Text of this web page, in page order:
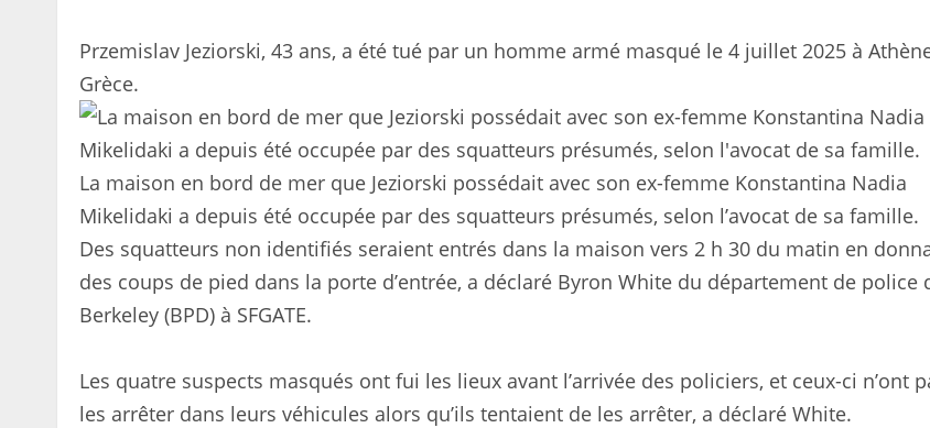
Przemislav Jeziorski, 43 ans, a été tué par un homme armé masqué le 4 juillet 2025 à
Grèce.
La maison en bord de mer que Jeziorski possédait avec son ex-femme Konstantina Nadia
Mikelidaki a depuis été occupée par des squatteurs présumés, selon l’avocat de sa famille.
Des squatteurs non identifiés seraient entrés dans la maison vers 2 h 30 du matin en
des coups de pied dans la porte d’entrée, a déclaré Byron White du département de police
Berkeley (BPD) à SFGATE.
Les quatre suspects masqués ont fui les lieux avant l’arrivée des policiers, et ceux-ci n’ont
les arrêter dans leurs véhicules alors qu’ils tentaient de les arrêter, a déclaré White.